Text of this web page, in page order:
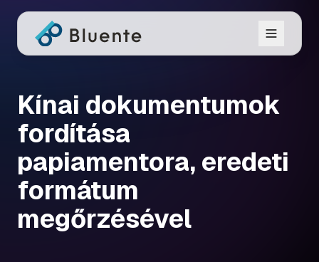
Kínai dokumentumok
fordítása
papiamentora, eredeti
formátum
megőrzésével